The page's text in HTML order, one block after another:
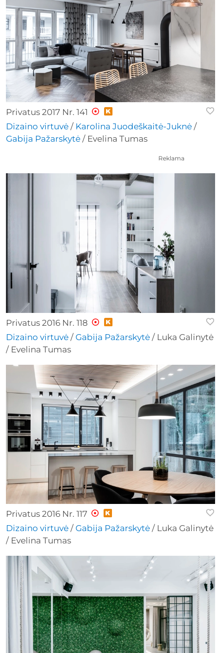
Privatus 2017 Nr. 141
Dizaino virtuvė / Karolina Juodeškaitė-Juknė /
Gabija Pažarskytė / Evelina Tumas
Privatus 2016 Nr. 118
Dizaino virtuvė / Gabija Pažarskytė / Luka Galinytė
/ Evelina Tumas
Privatus 2016 Nr. 117
Dizaino virtuvė / Gabija Pažarskytė / Luka Galinytė
/ Evelina Tumas
Reklama